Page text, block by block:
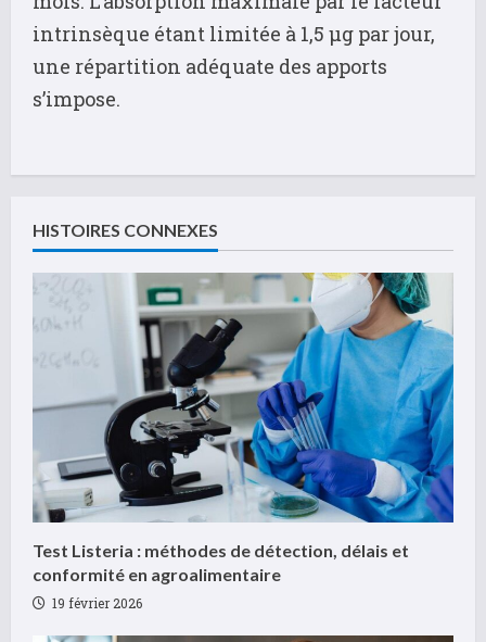
intrinsèque étant limitée à 1,5 µg par jour,
une répartition adéquate des apports
s’impose.
C
n
t
e
R
e
a
HISTOIRES CONNEXES
Test Listeria : méthodes de détection, délais et
conformité en agroalimentaire
19 février 2026